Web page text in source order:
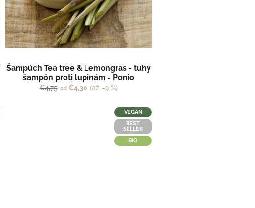
Šampúch Tea tree & Lemongras - tuhý
šampón proti lupinám - Ponio
€4,75 od€4,30 (až –9 %)
VEGAN
BEST
SELLER
BIO